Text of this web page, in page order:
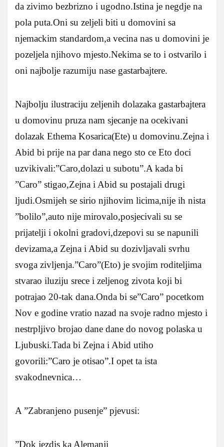
da zivimo bezbrizno i ugodno.Istina je negdje na
pola puta.Oni su zeljeli biti u domovini sa
njemackim standardom,a vecina nas u domovini je
pozeljela njihovo mjesto.Nekima se to i ostvarilo i
oni najbolje razumiju nase gastarbajtere.
Najbolju ilustraciju zeljenih dolazaka gastarbajtera
u domovinu pruza nam sjecanje na ocekivani
dolazak Ethema Kosarica(Ete) u domovinu.Zejna i
Abid bi prije na par dana nego sto ce Eto doci
uzvikivali:”Caro,dolazi u subotu”.A kada bi
”Caro” stigao,Zejna i Abid su postajali drugi
ljudi.Osmijeh se sirio njihovim licima,nije ih nista
”bolilo”,auto nije mirovalo,posjecivali su se
prijatelji i okolni gradovi,dzepovi su se napunili
devizama,a Zejna i Abid su dozivljavali svrhu
svoga zivljenja.”Caro”(Eto) je svojim roditeljima
stvarao iluziju srece i zeljenog zivota koji bi
potrajao 20-tak dana.Onda bi se”Caro” pocetkom
Nov e godine vratio nazad na svoje radno mjesto i
nestrpljivo brojao dane dane do novog polaska u
Ljubuski.Tada bi Zejna i Abid utiho
govorili:”Caro je otisao”.I opet ta ista
svakodnevnica…
A ”Zabranjeno pusenje” pjevusi:
”Dok jezdis ka Alemanji